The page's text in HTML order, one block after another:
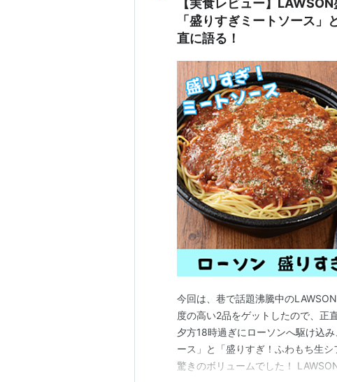
【実食レビュー】
「盛りすぎミートソース
直に語る！
今回は、巷で話題沸騰中の
度の高い2品をゲットしたので、正
夕方18時過ぎにローソンへ駆け込
ース」と「盛りすぎ！ふわもち生
驚きのボリュームでした！